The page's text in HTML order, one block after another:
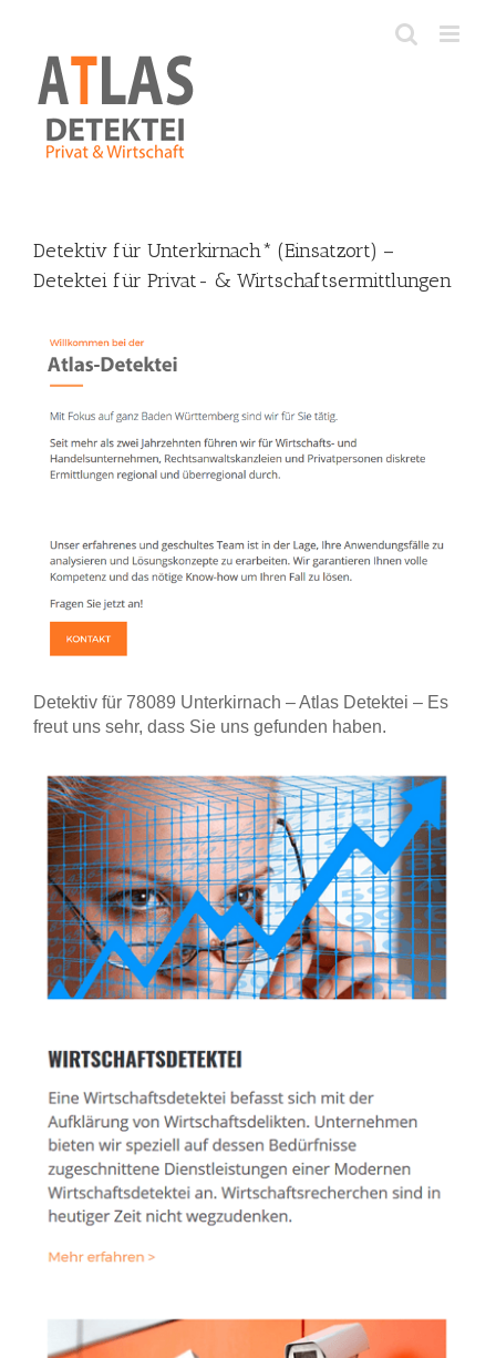
content
Detektiv für Unterkirnach* (Einsatzort) –
Detektei für Privat- & Wirtschaftsermittlungen
Detektiv für 78089 Unterkirnach – Atlas Detektei – Es
freut uns sehr, dass Sie uns gefunden haben.